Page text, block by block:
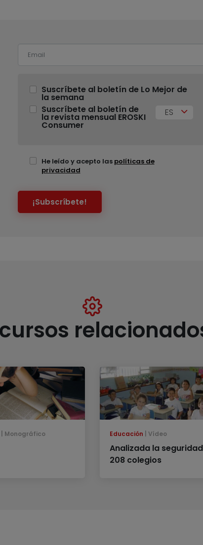
Suscríbete al boletín de Lo Mejor de
la semana
Suscríbete al boletín de
la revista mensual EROSKI
Consumer
ES
He leído y acepto las políticas de
privacidad
¡Subscríbete!
Monográfico Educación Vídeo
Analizada la
208 colegios